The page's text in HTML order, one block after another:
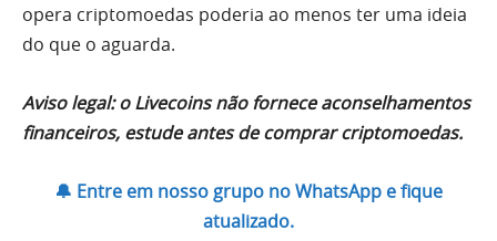
opera criptomoedas poderia ao menos ter uma ideia
do que o aguarda.
Aviso legal: o Livecoins não fornece aconselhamentos
financeiros, estude antes de comprar criptomoedas.
🔔 Entre em nosso grupo no WhatsApp e fique
atualizado.